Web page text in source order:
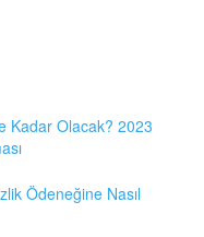
Kadar Olacak? 2023
Ödeneğine Nasıl